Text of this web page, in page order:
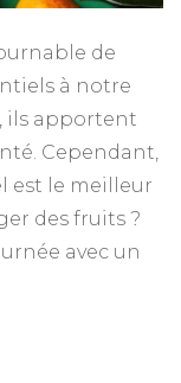
de
à notre
ils apportent
Cependant,
est le meilleur
des fruits ?
avec un